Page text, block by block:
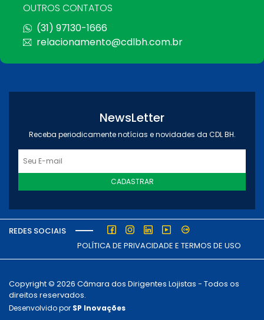
OUTROS CONTATOS
(31) 97130-1666
relacionamento@cdlbh.com.br
NewsLetter
Receba periodicamente notícias e novidades da CDL BH.
CADASTRAR
REDES SOCIAIS
POLÍTICA DE PRIVACIDADE E TERMOS DE USO
Copyright © 2026 Câmara dos Dirigentes Lojistas - Todos os
direitos reservados.
Desenvolvido por SP Inovações